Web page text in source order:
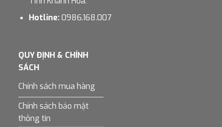
Hotline:0986.168.007
QUY ĐỊNH & CHÍNH
SÁCH
Chính sách mua hàng
Chính sách bảo mật
thông tin